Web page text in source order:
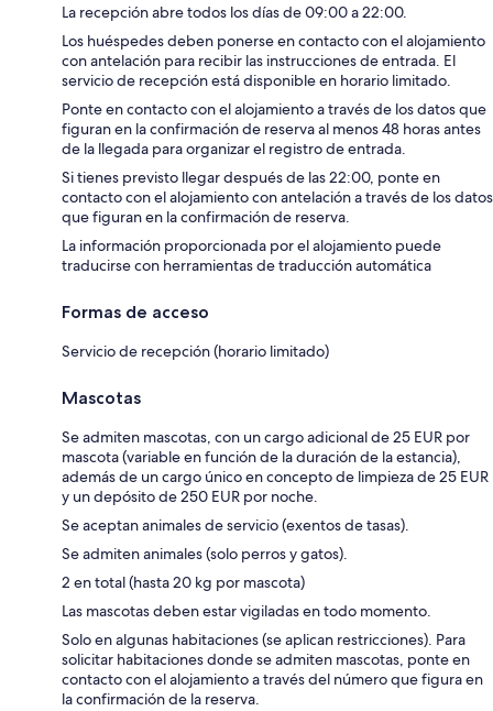
La recepción abre todos los días de 09:00 a 22:00.
Los huéspedes deben ponerse en contacto con el alojamiento
con antelación para recibir las instrucciones de entrada. El
servicio de recepción está disponible en horario limitado.
Ponte en contacto con el alojamiento a través de los datos que
figuran en la confirmación de reserva al menos 48 horas antes
de la llegada para organizar el registro de entrada.
Si tienes previsto llegar después de las 22:00, ponte en
contacto con el alojamiento con antelación a través de los datos
que figuran en la confirmación de reserva.
La información proporcionada por el alojamiento puede
traducirse con herramientas de traducción automática
Formas de acceso
Servicio de recepción (horario limitado)
Mascotas
Se admiten mascotas, con un cargo adicional de 25 EUR por
mascota (variable en función de la duración de la estancia),
además de un cargo único en concepto de limpieza de 25 EUR
y un depósito de 250 EUR por noche.
Se aceptan animales de servicio (exentos de tasas).
Se admiten animales (solo perros y gatos).
2 en total (hasta 20 kg por mascota)
Las mascotas deben estar vigiladas en todo momento.
Solo en algunas habitaciones (se aplican restricciones). Para
solicitar habitaciones donde se admiten mascotas, ponte en
contacto con el alojamiento a través del número que figura en
la confirmación de la reserva.